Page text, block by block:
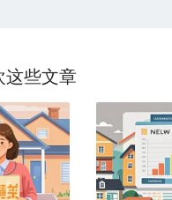
这些文章